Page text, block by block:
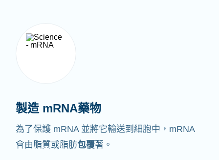
製造 mRNA藥物
為了保護 mRNA 並將它輸送到細胞中，mRNA
會由脂質或脂肪包覆著。